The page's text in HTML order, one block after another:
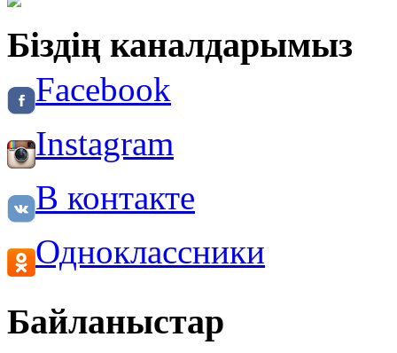
Біздің каналдарымыз
Facebook
Instagram
В контакте
Одноклассники
Байланыстар